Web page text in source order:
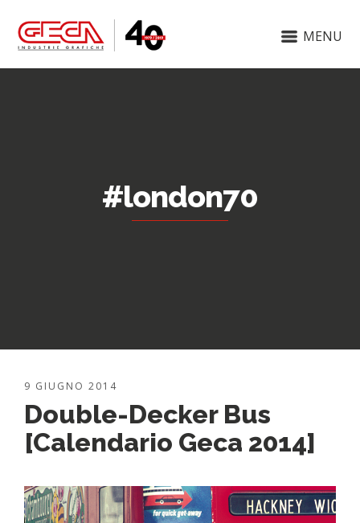
MENU
#london70
9 GIUGNO 2014
Double-Decker Bus
[Calendario Geca 2014]